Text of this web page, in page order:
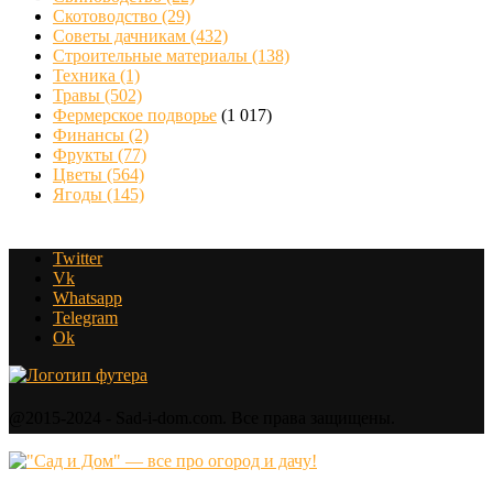
Скотоводство (29)
Советы дачникам (432)
Строительные материалы (138)
Техника (1)
Травы (502)
Фермерское подворье (1 017)
Финансы (2)
Фрукты (77)
Цветы (564)
Ягоды (145)
Twitter
Vk
Whatsapp
Telegram
Ok